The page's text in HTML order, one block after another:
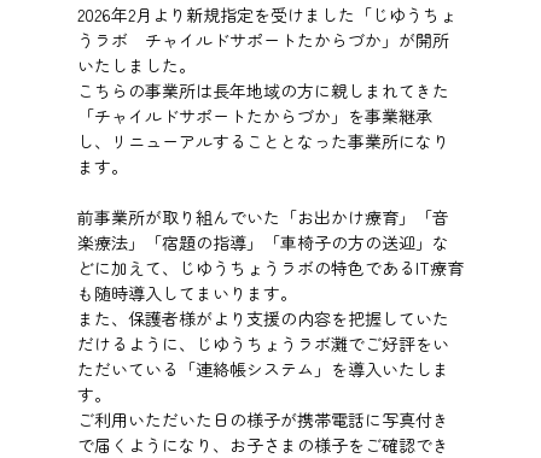
2026年2月より新規指定を受けました「じゆうちょ
うラボ チャイルドサポートたからづか」が開所
いたしました。
こちらの事業所は長年地域の方に親しまれてきた
「チャイルドサポートたからづか」を事業継承
し、リニューアルすることとなった事業所になり
ます。
前事業所が取り組んでいた「お出かけ療育」「音
楽療法」「宿題の指導」「車椅子の方の送迎」な
どに加えて、じゆうちょうラボの特色であるIT療育
も随時導入してまいります。
また、保護者様がより支援の内容を把握していた
だけるように、じゆうちょうラボ灘でご好評をい
ただいている「連絡帳システム」を導入いたしま
す。
ご利用いただいた日の様子が携帯電話に写真付き
で届くようになり、お子さまの様子をご確認でき